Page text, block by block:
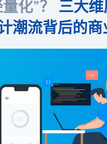
化”？
三大
潮流背后的